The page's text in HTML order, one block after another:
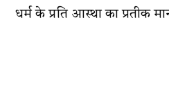
धर्म के प्रति आस्था का प्रतीक